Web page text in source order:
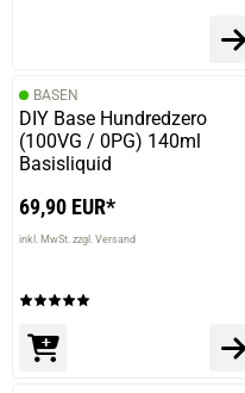
BASEN
DIY Base Hundredzero
(100VG / 0PG) 140ml
Basisliquid
69,90 EUR*
inkl. MwSt. zzgl. Versand